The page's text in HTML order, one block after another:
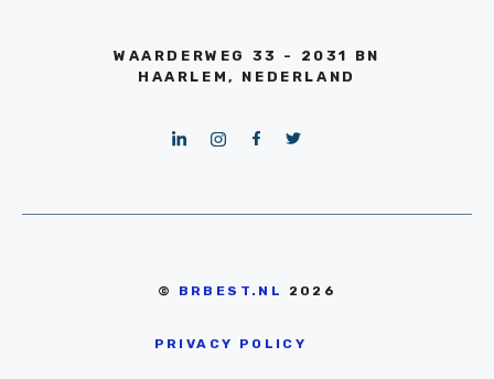
WAARDERWEG 33 - 2031 BN
HAARLEM, NEDERLAND
© BRBEST.NL 2026
PRIVACY POLICY